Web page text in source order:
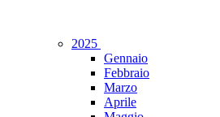
2025
Gennaio
Febbraio
Marzo
Aprile